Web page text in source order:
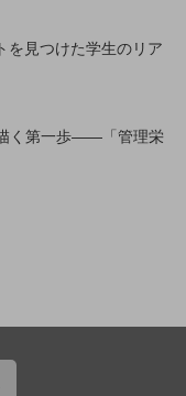
を見つけた学生のリア
く第一歩――「管理栄